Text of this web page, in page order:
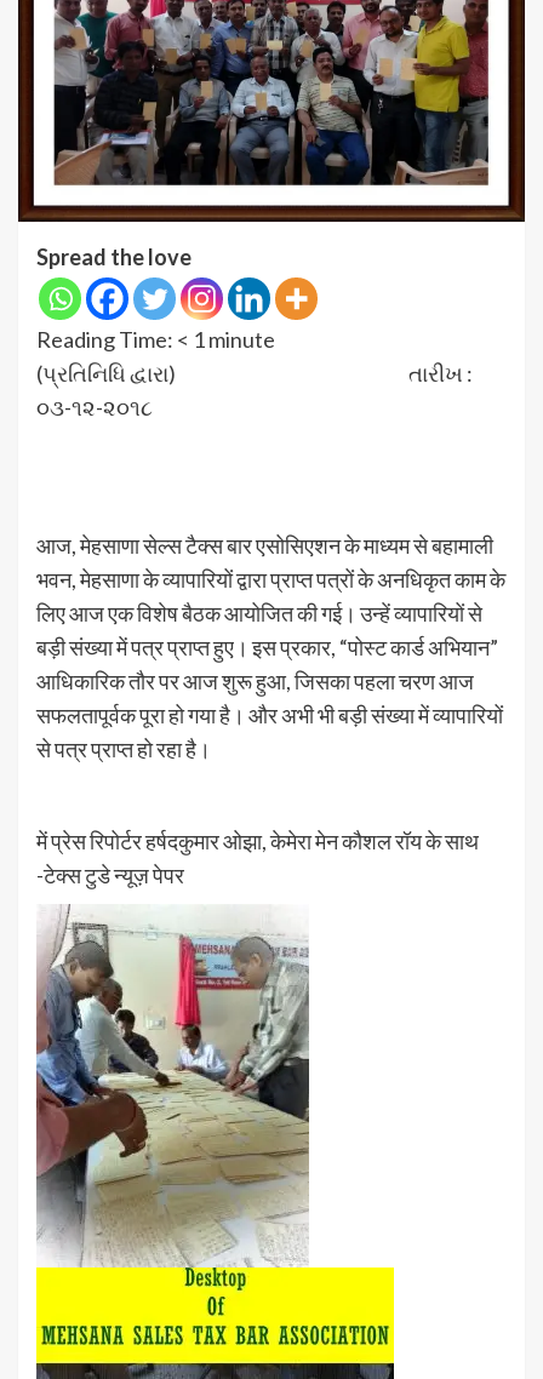
Spread the love
Reading Time: < 1minute
(પ્રતિનિધિ દ્વારા) તારીખ :
૦૩-૧૨-૨૦૧૮
आज, मेहसाणा सेल्स टैक्स बार एसोसिएशन के माध्यम से बहामाली
भवन, मेहसाणा के व्यापारियों द्वारा प्राप्त पत्रों के अनधिकृत काम के
लिए आज एक विशेष बैठक आयोजित की गई। उन्हें व्यापारियों से
बड़ी संख्या में पत्र प्राप्त हुए। इस प्रकार, “पोस्ट कार्ड अभियान”
आधिकारिक तौर पर आज शुरू हुआ, जिसका पहला चरण आज
सफलतापूर्वक पूरा हो गया है। और अभी भी बड़ी संख्या में व्यापारियों
से पत्र प्राप्त हो रहा है।
में प्रेस रिपोर्टर हर्षदकुमार ओझा, केमेरा मेन कौशल रॉय के साथ
-टेक्स टुडे न्यूज़ पेपर